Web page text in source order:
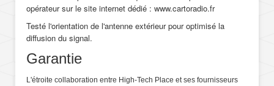
opérateur sur le site internet dédié : www.cartoradio.fr
Testé l'orientation de l'antenne extérieur pour optimisé la
diffusion du signal.
Garantie
L'étroite collaboration entre High-Tech Place et ses fournisseurs